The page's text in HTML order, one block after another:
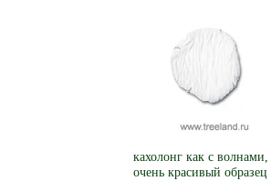
кахолонг как с волнами,
очень красивый образец